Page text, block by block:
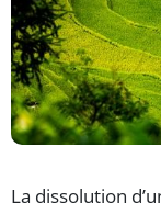
La dissolution